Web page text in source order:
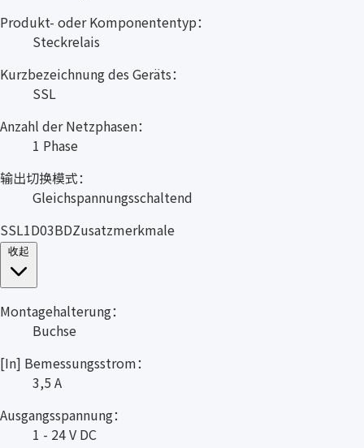
Produkt- oder Komponententyp：
Steckrelais
Kurzbezeichnung des Geräts：
SSL
Anzahl der Netzphasen：
1 Phase
输出切换模式：
Gleichspannungsschaltend
SSL1D03BDZusatzmerkmale
Montagehalterung：
Buchse
[In] Bemessungsstrom：
3,5 A
Ausgangsspannung：
1 - 24 V DC